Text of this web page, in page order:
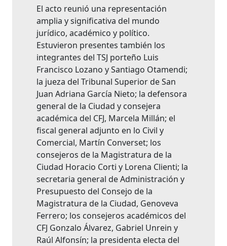
El acto reunió una representación
amplia y significativa del mundo
jurídico, académico y político.
Estuvieron presentes también los
integrantes del TSJ porteño Luis
Francisco Lozano y Santiago Otamendi;
la jueza del Tribunal Superior de San
Juan Adriana García Nieto; la defensora
general de la Ciudad y consejera
académica del CFJ, Marcela Millán; el
fiscal general adjunto en lo Civil y
Comercial, Martín Converset; los
consejeros de la Magistratura de la
Ciudad Horacio Corti y Lorena Clienti; la
secretaria general de Administración y
Presupuesto del Consejo de la
Magistratura de la Ciudad, Genoveva
Ferrero; los consejeros académicos del
CFJ Gonzalo Álvarez, Gabriel Unrein y
Raúl Alfonsín; la presidenta electa del